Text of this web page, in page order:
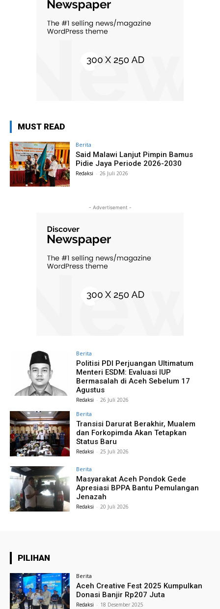
MUST READ
Berita
Said Malawi Lanjut Pimpin Bamus
Pidie Jaya Periode 2026-2030
Redaksi - 26 Juli 2026
- Advertisement -
Berita
Politisi PDI Perjuangan Ultimatum
Menteri ESDM: Evaluasi IUP
Bermasalah di Aceh Sebelum 17
Agustus
Redaksi - 26 Juli 2026
Berita
Transisi Darurat Berakhir, Mualem
dan Forkopimda Akan Tetapkan
Status Baru
Redaksi - 25 Juli 2026
Berita
Masyarakat Aceh Pondok Gede
Apresiasi BPPA Bantu Pemulangan
Jenazah
Redaksi - 20 Juli 2026
PILIHAN
Berita
Aceh Creative Fest 2025 Kumpulkan
Donasi Banjir Rp207 Juta
Redaksi - 18 Desember 2025